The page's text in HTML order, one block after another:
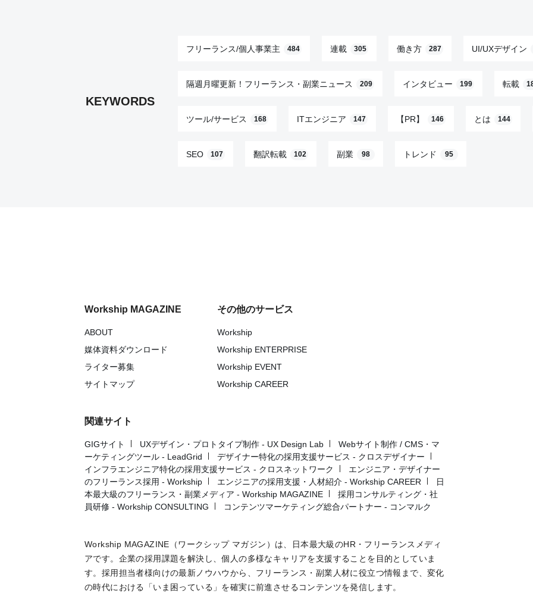
KEYWORDS
フリーランス/個人事業主 484 連載 305 働き方 287 UI/UXデザイン
隔週月曜更新！フリーランス・副業ニュース 209 インタビュー 199 転載
ツール/サービス 168 ITエンジニア 147 【PR】 146 とは 144
SEO 107 翻訳転載 102 副業 98 トレンド 95
Workship MAGAZINE
ABOUT
媒体資料ダウンロード
ライター募集
サイトマップ
その他のサービス
Workship
Workship ENTERPRISE
Workship EVENT
Workship CAREER
関連サイト
GIGサイト UXデザイン・プロトタイプ制作 - UX Design Lab
Webサイト制作 / CMS・マ
ーケティングツール - LeadGrid
デザイナー特化の採用支援サービス - クロスデザイナー
インフラエンジニア特化の採用支援サービス - クロスネットワーク
エンジニア・デザイナー
のフリーランス採用 - Workship
エンジニアの採用支援・人材紹介 - Workship CAREER
日
本最大級のフリーランス・副業メディア - Workship MAGAZINE
採用コンサルティング・社
員研修 - Workship CONSULTING
コンテンツマーケティング総合パートナー - コンマルク
Workship MAGAZINE（ワークシップ マガジン）は、日本最大級のHR・フリーランスメディ
アです。企業の採用課題を解決し、個人の多様なキャリアを支援することを目的としていま
す。採用担当者様向けの最新ノウハウから、フリーランス・副業人材に役立つ情報まで、変化
の時代における「いま困っている」を確実に前進させるコンテンツを発信します。